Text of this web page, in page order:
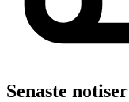
Senaste notiser